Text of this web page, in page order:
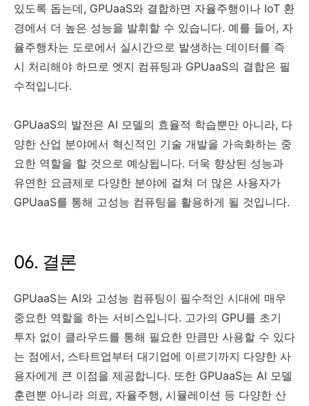
있도록 돕는데, GPUaaS와 결합하면 자율주행이나 IoT 환
경에서 더 높은 성능을 발휘할 수 있습니다. 예를 들어, 자
율주행차는 도로에서 실시간으로 발생하는 데이터를 즉
시 처리해야 하므로 엣지 컴퓨팅과 GPUaaS의 결합은 필
수적입니다.
GPUaaS의 발전은 AI 모델의 효율적 학습뿐만 아니라, 다
양한 산업 분야에서 혁신적인 기술 개발을 가속화하는 중
요한 역할을 할 것으로 예상됩니다. 더욱 향상된 성능과
유연한 요금제로 다양한 분야에 걸쳐 더 많은 사용자가
GPUaaS를 통해 고성능 컴퓨팅을 활용하게 될 것입니다.
06. 결론
GPUaaS는 AI와 고성능 컴퓨팅이 필수적인 시대에 매우
중요한 역할을 하는 서비스입니다. 고가의 GPU를 초기
투자 없이 클라우드를 통해 필요한 만큼만 사용할 수 있다
는 점에서, 스타트업부터 대기업에 이르기까지 다양한 사
용자에게 큰 이점을 제공합니다. 또한 GPUaaS는 AI 모델
훈련뿐 아니라 의료, 자율주행, 시뮬레이션 등 다양한 산